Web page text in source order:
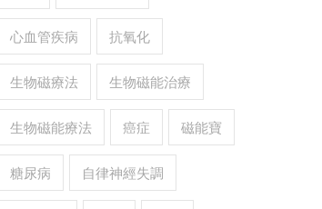
心血管疾病 抗氧化
生物磁療法 生物磁能治療
生物磁能療法 癌症 磁能寶
糖尿病 自律神經失調